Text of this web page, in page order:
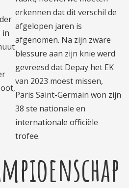
in
erkennen dat dit verschil de
afgelopen jaren is
afgenomen. Na zijn zware
blessure aan zijn knie werd
gevreesd dat Depay het EK
van 2023 moest missen,
Paris Saint-Germain won zijn
38 ste nationale en
internationale officiële
trofee.